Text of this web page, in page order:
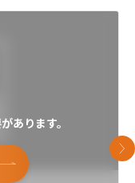
あります。
次